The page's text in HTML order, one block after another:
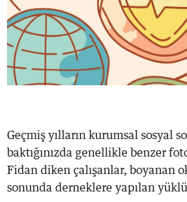
Geçmiş yılların kurumsal sosyal
baktığınızda genellikle benzer
Fidan diken çalışanlar, boyanan
sonunda derneklere yapılan